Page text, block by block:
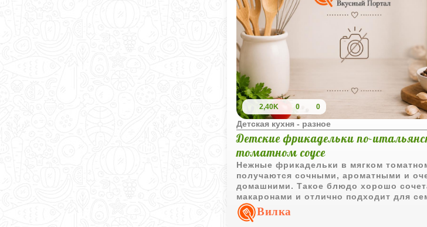
2,40K 0 0
Детская кухня - разное
Детские фрикадельки по-
томатном соусе
Нежные фрикадельки в мягком
получаются сочными, ароматными и
домашними. Такое блюдо хорошо
макаронами и отлично подходит для
обеда.Вилка